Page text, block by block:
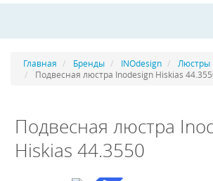
Главная Бренды INOdesign
Люстры
Подвесная люстра Inodesign Hiskias
Подвесная люстра
Hiskias 44.3550